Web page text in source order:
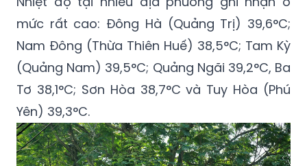
mức rất cao: Đông Hà (Quảng Trị) 39,6°C;
Nam Đông (Thừa Thiên Huế) 38,5°C; Tam Kỳ
(Quảng Nam) 39,5°C; Quảng Ngãi 39,2°C, Ba
Tơ 38,1°C; Sơn Hòa 38,7°C và Tuy Hòa (Phú
Yên) 39,3°C.